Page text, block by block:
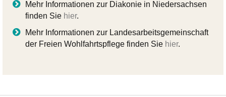
Mehr Informationen zur Diakonie in Niedersachsen
finden Sie hier.
Mehr Informationen zur Landesarbeitsgemeinschaft
der Freien Wohlfahrtspflege finden Sie hier.